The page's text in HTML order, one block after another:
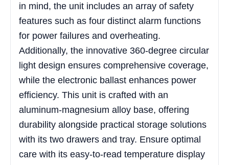
in mind, the unit includes an array of safety
features such as four distinct alarm functions
for power failures and overheating.
Additionally, the innovative 360-degree circular
light design ensures comprehensive coverage,
while the electronic ballast enhances power
efficiency. This unit is crafted with an
aluminum-magnesium alloy base, offering
durability alongside practical storage solutions
with its two drawers and tray. Ensure optimal
care with its easy-to-read temperature display